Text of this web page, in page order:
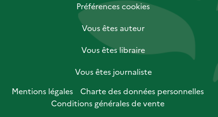
Préférences cookies
Vous êtes auteur
Vous êtes libraire
Vous êtes journaliste
Mentions légales
Charte des données personnelles
Conditions générales de vente